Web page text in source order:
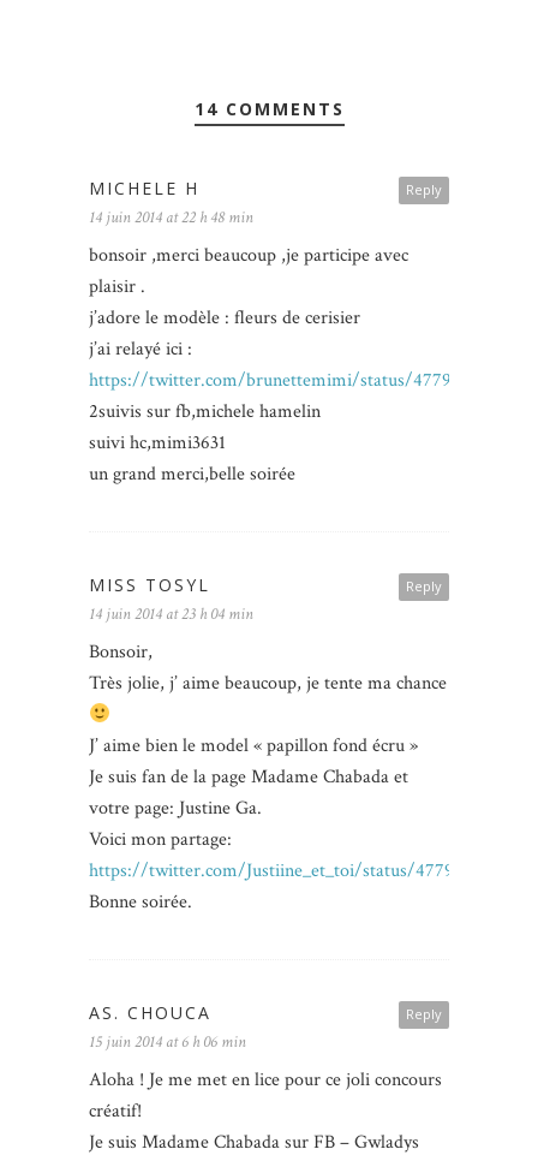
14 COMMENTS
Reply
MICHELE H
14 juin 2014 at 22 h 48 min
bonsoir ,merci beaucoup ,je participe avec
plaisir .
j’adore le modèle : fleurs de cerisier
j’ai relayé ici :
https://twitter.com/brunettemimi/status/
2suivis sur fb,michele hamelin
suivi hc,mimi3631
un grand merci,belle soirée
Reply
MISS TOSYL
14 juin 2014 at 23 h 04 min
Bonsoir,
Très jolie, j’ aime beaucoup, je tente ma chance
J’ aime bien le model « papillon fond écru »
Je suis fan de la page Madame Chabada et
votre page: Justine Ga.
Voici mon partage:
https://twitter.com/Justiine_et_toi/status/
Bonne soirée.
Reply
AS. CHOUCA
15 juin 2014 at 6 h 06 min
Aloha ! Je me met en lice pour ce joli concours
créatif!
Je suis Madame Chabada sur FB – Gwladys